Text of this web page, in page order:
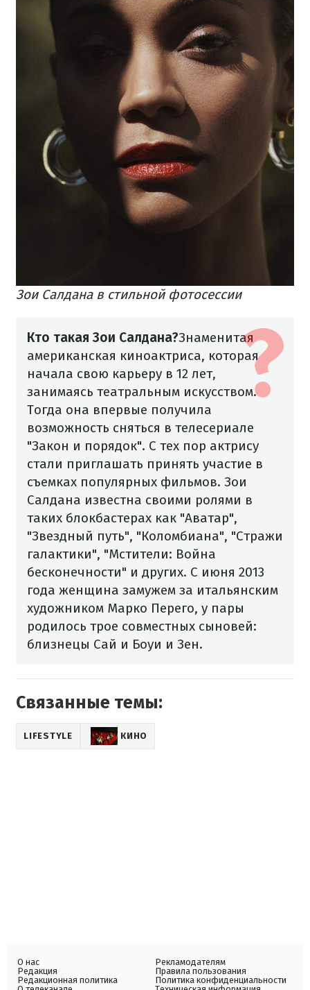
Зои Салдана в стильной фотосессии
Кто такая Зои Салдана?Знаменитая
американская киноактриса, которая
начала свою карьеру в 12 лет,
занимаясь театральным искусством.
Тогда она впервые получила
возможность сняться в телесериале
"Закон и порядок". С тех пор актрису
стали приглашать принять участие в
съемках популярных фильмов. Зои
Салдана известна своими ролями в
таких блокбастерах как "Аватар",
"Звездный путь", "Коломбиана", "Стражи
галактики", "Мстители: Война
бесконечности" и других. С июня 2013
года женщина замужем за итальянским
художником Марко Перего, у пары
родилось трое совместных сыновей:
близнецы Сай и Боуи и Зен.
Связанные темы:
LIFESTYLE КИНО
О нас
Редакция
Редакционная политика
Рекламодателям
Правила пользования
Политика конфиденциальности